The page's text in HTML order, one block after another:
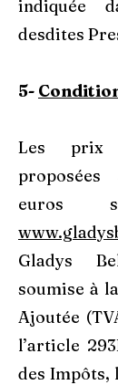
indiquée
desdites
5-
Les prix
euros
Gladys
soumise à
Ajoutée
l’article
des Impôts,